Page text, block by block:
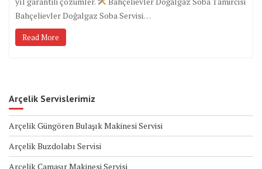
Bahçelievler Doğalgaz Soba Servisi…
Read More
Arçelik Servislerimiz
Arçelik Güngören Bulaşık Makinesi Servisi
Arçelik Buzdolabı Servisi
Arçelik Çamaşır Makinesi Servisi